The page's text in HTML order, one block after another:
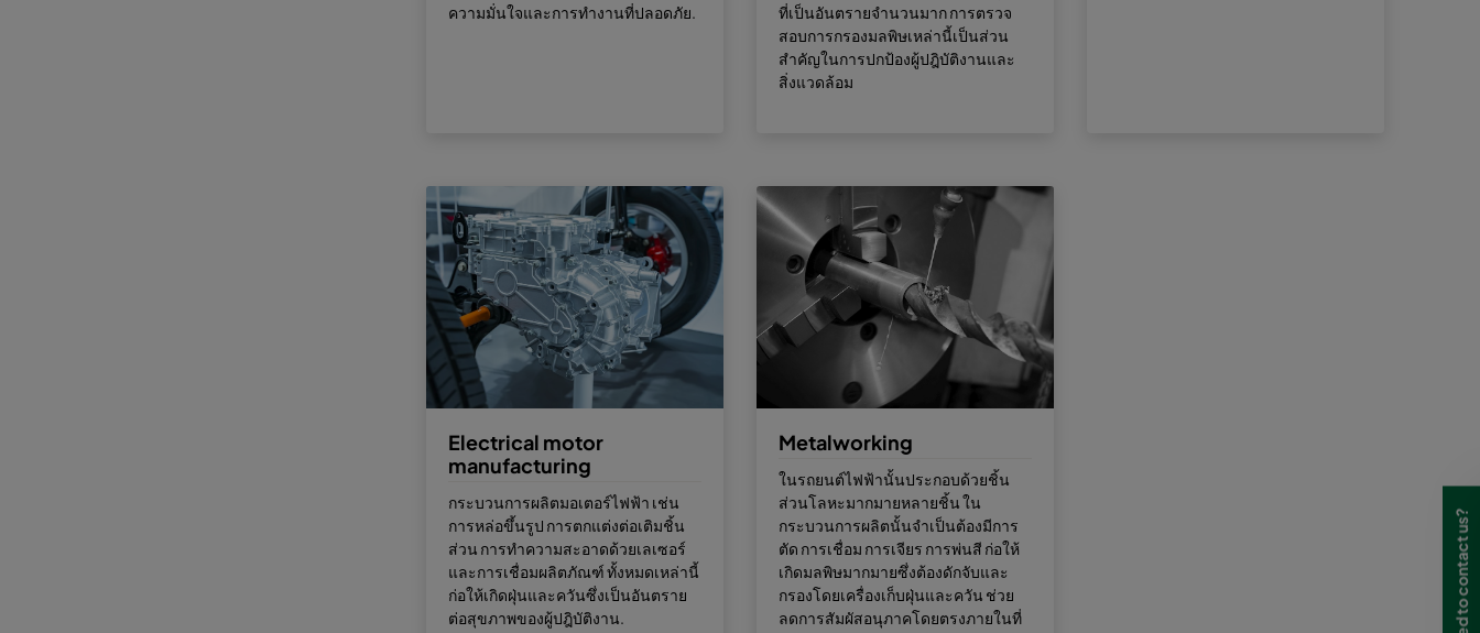
ความมั่นใจและการทำงานที่ปลอดภัย.
ที่เป็นอันตรายจำนวนมาก การตรวจ
สอบการกรองมลพิษเหล่านี้เป็นส่วน
สำคัญในการปกป้องผู้ปฎิบัติงานและ
สิ่งแวดล้อม
Electrical motor
manufacturing
กระบวนการผลิตมอเตอร์ไฟฟ้า เช่น
การหล่อขึ้นรูป การตกแต่งต่อเติมชิ้น
ส่วน การทำความสะอาดด้วยเลเซอร์
และการเชื่อมผลิตภัณฑ์ ทั้งหมดเหล่านี้
ก่อให้เกิดฝุ่นและควันซึ่งเป็นอันตราย
ต่อสุขภาพของผู้ปฎิบัติงาน.
Metalworking
ในรถยนต์ไฟฟ้านั้นประกอบด้วยชิ้น
ส่วนโลหะมากมายหลายชิ้น ใน
กระบวนการผลิตนั้นจำเป็นต้องมีการ
ตัด การเชื่อม การเจียร การพ่นสี ก่อให้
เกิดมลพิษมากมายซึ่งต้องดักจับและ
กรองโดยเครื่องเก็บฝุ่นและควัน ช่วย
ลดการสัมผัสอนุภาคโดยตรงภายในที่
Need to contact us?